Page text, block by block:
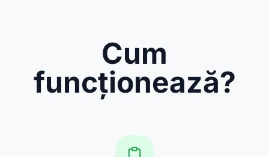
Cum
funcționează?